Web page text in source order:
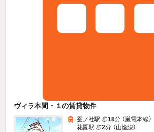
ヴィラ本間・１の賃貸物件
蚕ノ社駅 歩18分 （嵐電本線）
花園駅 歩2分 （山陰線）